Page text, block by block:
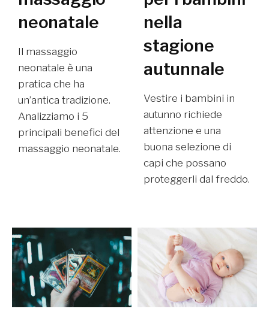
neonatale
Il massaggio
neonatale è una
pratica che ha
un’antica tradizione.
Analizziamo i 5
principali benefici del
massaggio neonatale.
nella
stagione
autunnale
Vestire i bambini in
autunno richiede
attenzione e una
buona selezione di
capi che possano
proteggerli dal freddo.